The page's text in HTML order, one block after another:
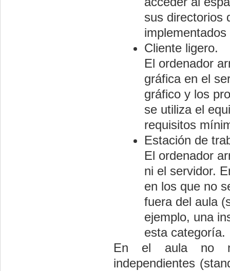
sus directorios
Cliente ligero.
El ordenador
gráfica en el
gráfico y los
se utiliza el
requisitos
Estación de
El ordenador
ni el servidor.
en los que no
fuera del aula
ejemplo, una
esta categoría.
En el aula no
independientes